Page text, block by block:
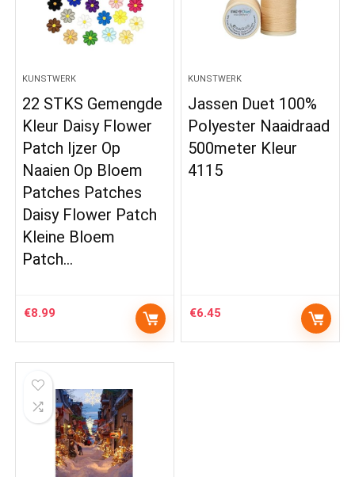
KUNSTWERK
22 STKS Gemengde
Kleur Daisy Flower
Patch Ijzer Op
Naaien Op Bloem
Patches Patches
Daisy Flower Patch
Kleine Bloem
Patch…
€8.99
KUNSTWERK
Jassen Duet 100%
Polyester Naaidraad
500meter Kleur
4115
€6.45